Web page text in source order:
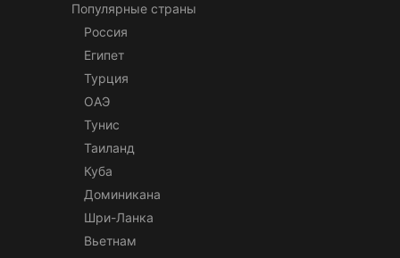
Популярные страны
Россия
Египет
Турция
ОАЭ
Тунис
Таиланд
Куба
Доминикана
Шри-Ланка
Вьетнам